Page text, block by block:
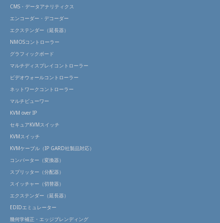
CMS・データアナリティクス
エンコーダー・デコーダー
エクステンダー（延長器）
NMOSコントローラー
グラフィックボード
マルチディスプレイコントローラー
ビデオウォールコントローラー
ネットワークコントローラー
マルチビューワー
KVM over IP
セキュアKVMスイッチ
KVMスイッチ
KVMケーブル（IP GARD社製品対応）
コンバーター（変換器）
スプリッター（分配器）
スイッチャー（切替器）
エクステンダー（延長器）
EDIDエミュレーター
幾何学補正・エッジブレンディング